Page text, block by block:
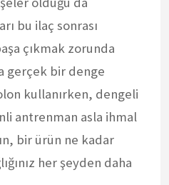
bu ilaç sonrası
çıkmak zorunda
gerçek bir denge
kullanırken, dengeli
antrenman asla ihmal
bir ürün ne kadar
her şeyden daha